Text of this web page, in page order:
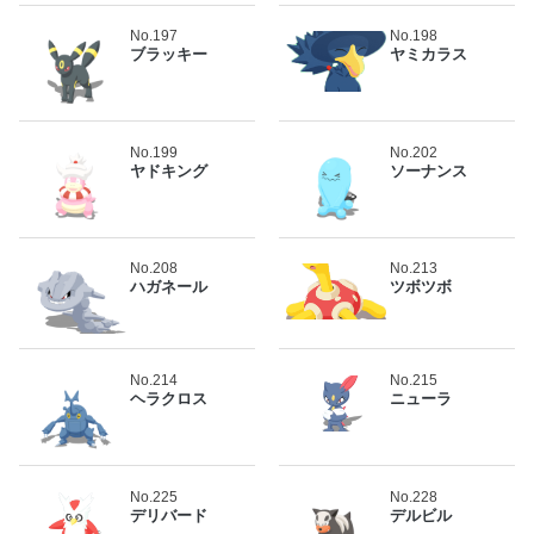
No.197
ブラッキー
No.198
ヤミカラス
No.199
ヤドキング
No.202
ソーナンス
No.208
ハガネール
No.213
ツボツボ
No.214
ヘラクロス
No.215
ニューラ
No.225
デリバード
No.228
デルビル